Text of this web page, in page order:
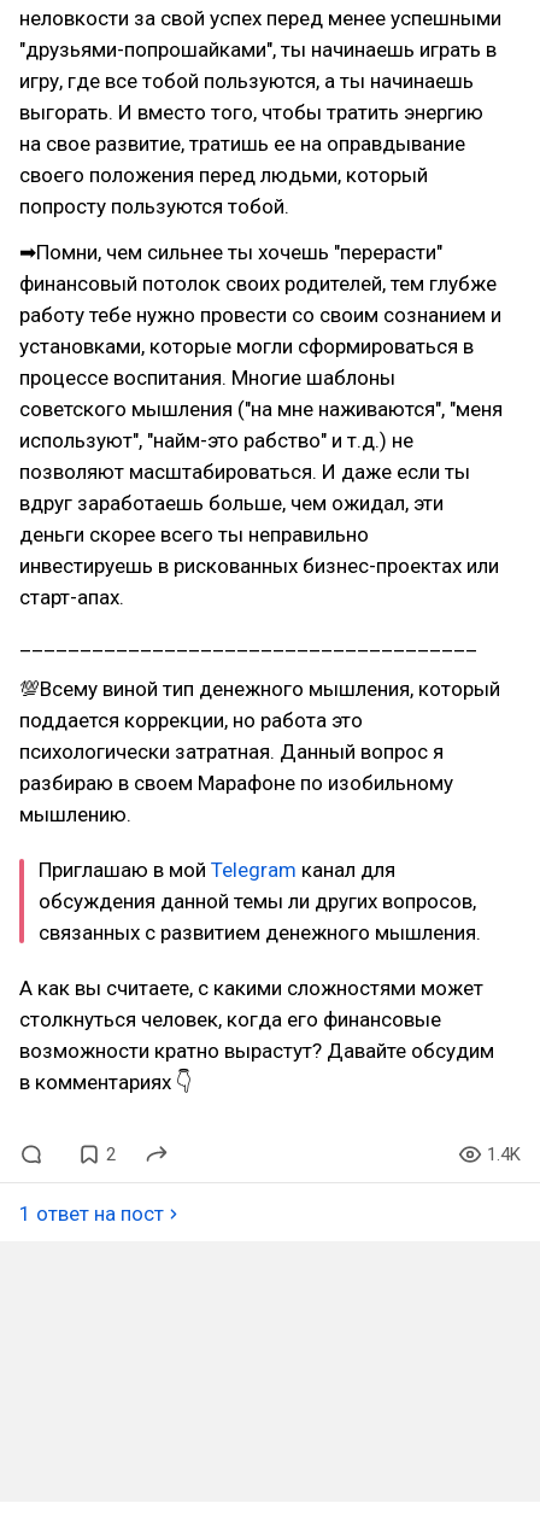
неловкости за свой успех перед менее успешными
"друзьями-попрошайками", ты начинаешь играть в
игру, где все тобой пользуются, а ты начинаешь
выгорать. И вместо того, чтобы тратить энергию
на свое развитие, тратишь ее на оправдывание
своего положения перед людьми, который
попросту пользуются тобой.
➡Помни, чем сильнее ты хочешь "перерасти"
финансовый потолок своих родителей, тем глубже
работу тебе нужно провести со своим сознанием и
установками, которые могли сформироваться в
процессе воспитания. Многие шаблоны
советского мышления ("на мне наживаются", "меня
используют", "найм-это рабство" и т.д.) не
позволяют масштабироваться. И даже если ты
вдруг заработаешь больше, чем ожидал, эти
деньги скорее всего ты неправильно
инвестируешь в рискованных бизнес-проектах или
старт-апах.
💯Всему виной тип денежного мышления, который
поддается коррекции, но работа это
психологически затратная. Данный вопрос я
разбираю в своем Марафоне по изобильному
мышлению.
Приглашаю в мой Telegram канал для
обсуждения данной темы ли других вопросов,
связанных с развитием денежного мышления.
А как вы считаете, с какими сложностями может
столкнуться человек, когда его финансовые
возможности кратно вырастут? Давайте обсудим
в комментариях 👇
2 1.4K
1 ответ на пост